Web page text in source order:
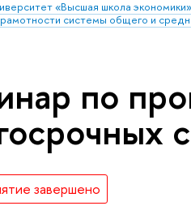
«Высшая школа экономики»
системы общего и
по
завершено